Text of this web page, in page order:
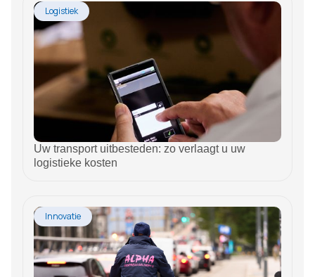
Logistiek
Uw transport uitbesteden: zo verlaagt u uw
logistieke kosten
Innovatie